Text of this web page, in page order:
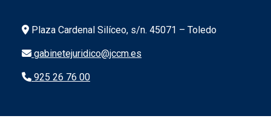
Información de la institución
Plaza Cardenal Silíceo, s/n. 45071 – Toledo
gabinetejuridico@jccm.es
925 26 76 00